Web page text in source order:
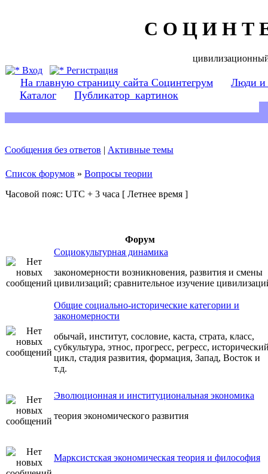
С О Ц И Н Т
Вход
Регистрация
На главную страницу сайта Социнтегрум
Люди и
Каталог
Публикатор_картинок
Сообщения без ответов | Активные темы
Список форумов » Вопросы теории
Часовой пояс: UTC + 3 часа [ Летнее время ]
Форум
Социокультурная динамика
закономерности возникновения, развития и смены
цивилизаций; сравнительное изучение
Общие социально-исторические категории и
закономерности
обычай, институт, сословие, каста, страта, класс,
субкультура, этнос, прогресс, регресс,
цикл, стадия развития, формация, Запад, Восток и
т.д.
Эволюционная и институциональная экономика
теория экономического развития
Марксистская экономическая теория и философия